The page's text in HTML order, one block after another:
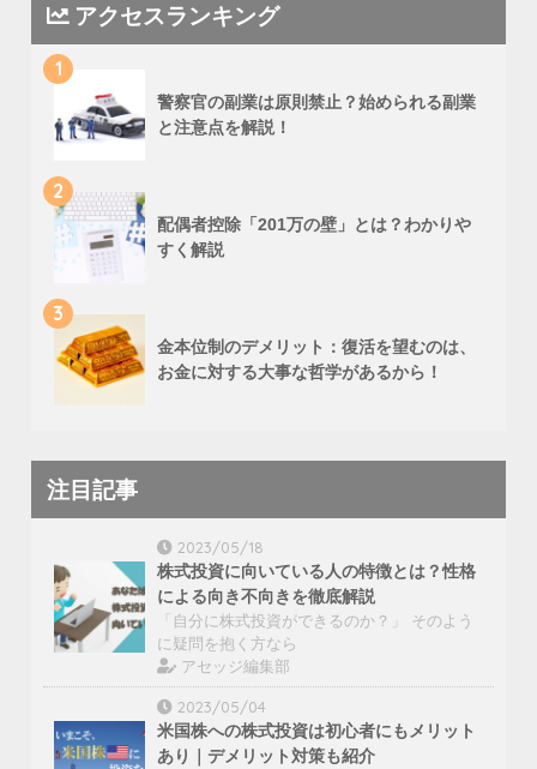
アクセスランキング
1
警察官の副業は原則禁止？始められる副業
と注意点を解説！
2
配偶者控除「201万の壁」とは？わかりや
すく解説
3
金本位制のデメリット：復活を望むのは、
お金に対する大事な哲学があるから！
注目記事
2023/05/18
株式投資に向いている人の特徴とは？性格
による向き不向きを徹底解説
「自分に株式投資ができるのか？」 そのよう
に疑問を抱く方なら
アセッジ編集部
2023/05/04
米国株への株式投資は初心者にもメリット
あり｜デメリット対策も紹介